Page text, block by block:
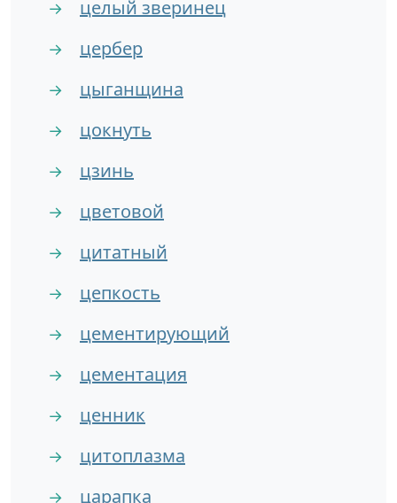
→ целый зверинец
→ цербер
→ цыганщина
→ цокнуть
→ цзинь
→ цветовой
→ цитатный
→ цепкость
→ цементирующий
→ цементация
→ ценник
→ цитоплазма
→ царапка